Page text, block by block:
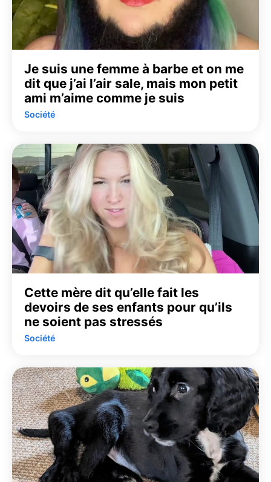
Je suis une femme à barbe et on me
dit que j’ai l’air sale, mais mon petit
ami m’aime comme je suis
Société
Cette mère dit qu’elle fait les
devoirs de ses enfants pour qu’ils
ne soient pas stressés
Société